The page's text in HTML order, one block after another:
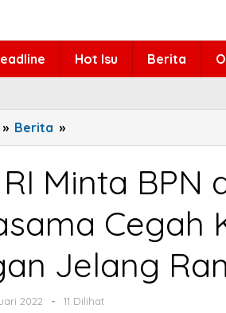
Hot Isu Berita
» Berita »
RI
BPN
Pemda
Cegah
Kenaikan
Harga
Minta BPN
Cegah
Jelang
2022
oleh
-
11 Dilihat